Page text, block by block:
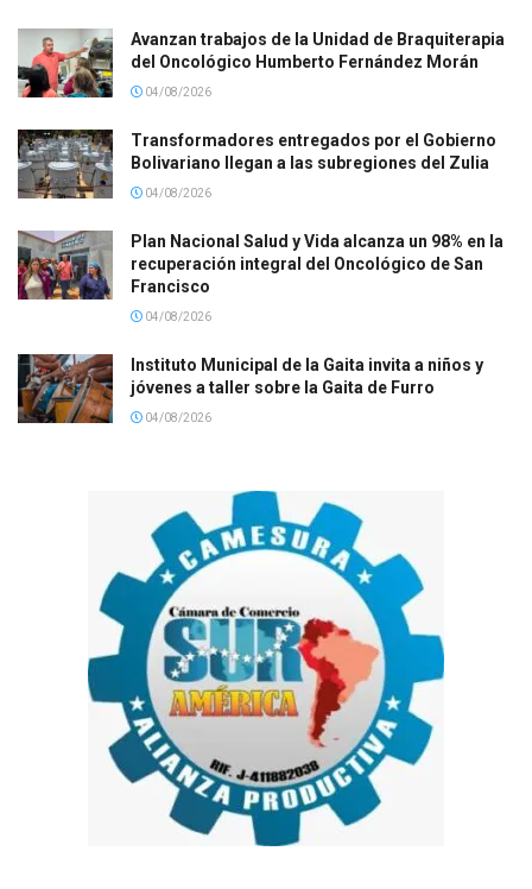
Avanzan trabajos de la Unidad de Braquiterapia
del Oncológico Humberto Fernández Morán
04/08/2026
Transformadores entregados por el Gobierno
Bolivariano llegan a las subregiones del Zulia
04/08/2026
Plan Nacional Salud y Vida alcanza un 98% en la
recuperación integral del Oncológico de San
Francisco
04/08/2026
Instituto Municipal de la Gaita invita a niños y
jóvenes a taller sobre la Gaita de Furro
04/08/2026